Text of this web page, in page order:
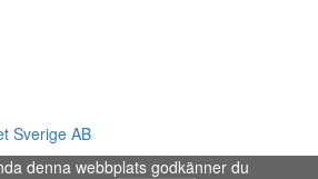
Sverige AB
denna webbplats godkänner du